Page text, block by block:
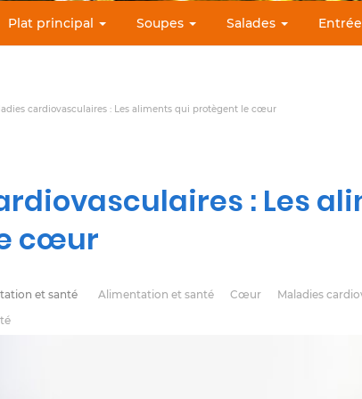
Plat principal Soupes Salades
cardiovasculaires : Les aliments qui protègent le cœur
: Les
cœur
et santé Alimentation et santé Cœur
Maladies